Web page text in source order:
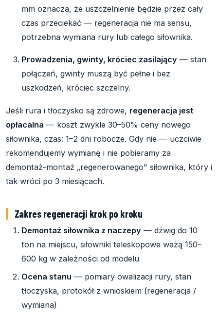
mm oznacza, że uszczelnienie będzie przez cały
czas przeciekać — regeneracja nie ma sensu,
potrzebna wymiana rury lub całego siłownika.
Prowadzenia, gwinty, króciec zasilający — stan
połączeń, gwinty muszą być pełne i bez
uszkodzeń, króciec szczelny.
Jeśli rura i tłoczysko są zdrowe, regeneracja jest
opłacalna — koszt zwykle 30–50% ceny nowego
siłownika, czas: 1–2 dni robocze. Gdy nie — uczciwie
rekomendujemy wymianę i nie pobieramy za
demontaż-montaż „regenerowanego" siłownika, który i
tak wróci po 3 miesiącach.
Zakres regeneracji krok po kroku
Demontaż siłownika z naczepy — dźwig do 10
ton na miejscu, siłowniki teleskopowe ważą 150–
600 kg w zależności od modelu
Ocena stanu — pomiary owalizacji rury, stan
tłoczyska, protokół z wnioskiem (regeneracja /
wymiana)